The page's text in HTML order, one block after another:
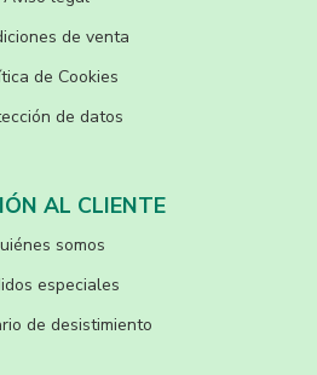
de venta
de Cookies
de datos
AL CLIENTE
somos
especiales
de desistimiento